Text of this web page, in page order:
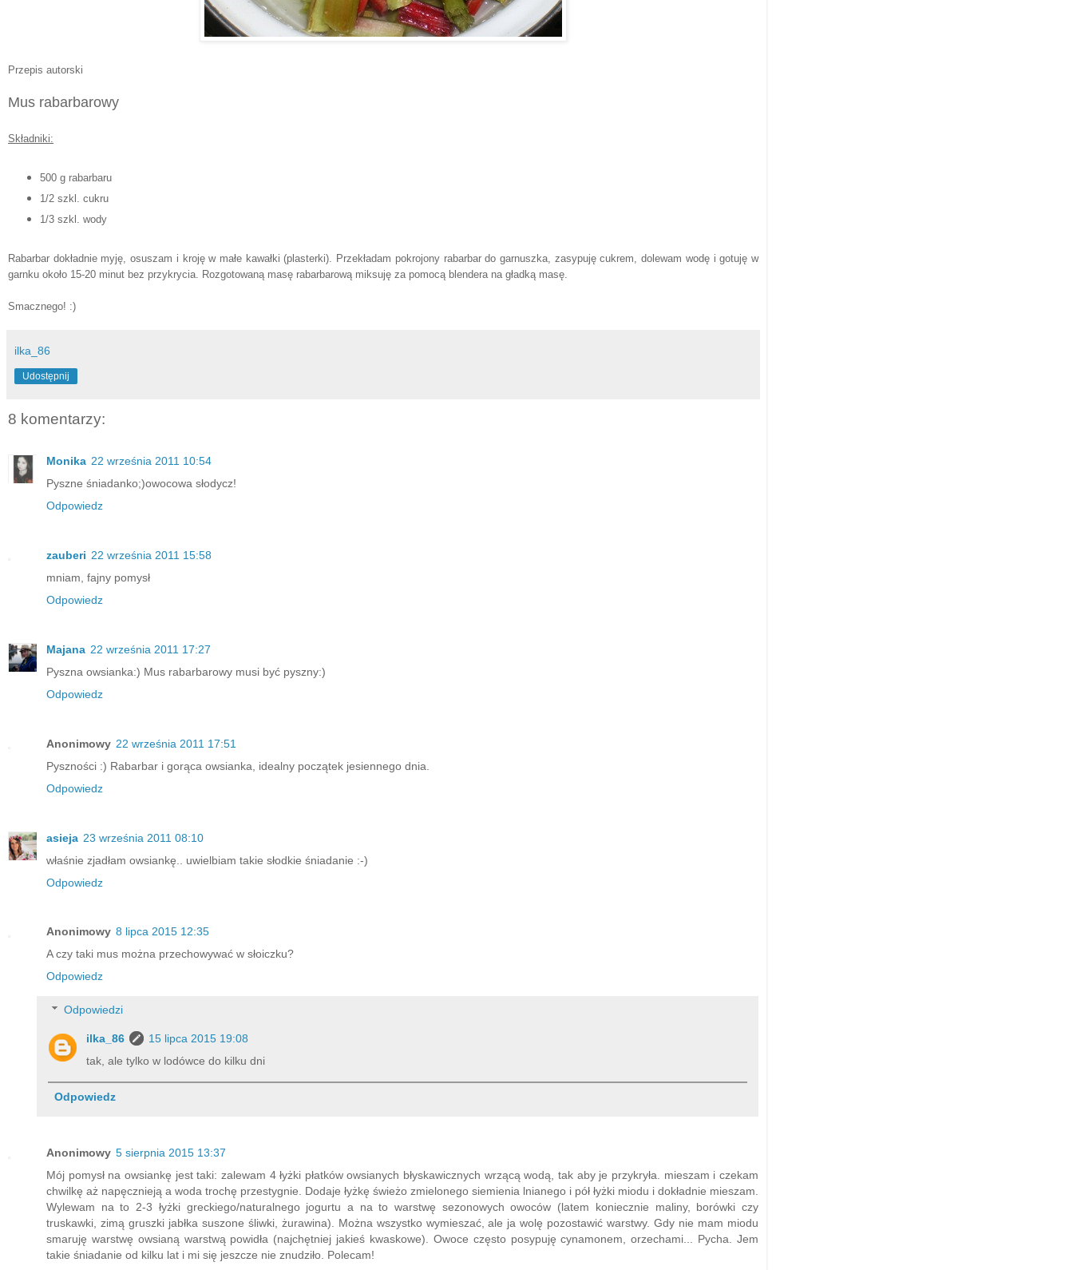
Przepis autorski
Mus rabarbarowy
Składniki:
500 g rabarbaru
1/2 szkl. cukru
1/3 szkl. wody
Rabarbar dokładnie myję, osuszam i kroję w małe kawałki (plasterki). Przekładam pokrojony rabarbar do garnuszka, zasypuję cukrem, dolewam wodę i gotuję w
garnku około 15-20 minut bez przykrycia. Rozgotowaną masę rabarbarową miksuję za pomocą blendera na gładką masę.
Smacznego! :)
ilka_86
Udostępnij
8 komentarzy:
Monika 22 września 2011 10:54
Pyszne śniadanko;)owocowa słodycz!
Odpowiedz
zauberi 22 września 2011 15:58
mniam, fajny pomysł
Odpowiedz
Majana 22 września 2011 17:27
Pyszna owsianka:) Mus rabarbarowy musi być pyszny:)
Odpowiedz
Anonimowy 22 września 2011 17:51
Pyszności :) Rabarbar i gorąca owsianka, idealny początek jesiennego dnia.
Odpowiedz
asieja 23 września 2011 08:10
właśnie zjadłam owsiankę.. uwielbiam takie słodkie śniadanie :-)
Odpowiedz
Anonimowy 8 lipca 2015 12:35
A czy taki mus można przechowywać w słoiczku?
Odpowiedz
Odpowiedzi
ilka_86
15 lipca 2015 19:08
tak, ale tylko w lodówce do kilku dni
Odpowiedz
Anonimowy 5 sierpnia 2015 13:37
Mój pomysł na owsiankę jest taki: zalewam 4 łyżki płatków owsianych błyskawicznych wrzącą wodą, tak aby je przykryła. mieszam i czekam
chwilkę aż napęcznieją a woda trochę przestygnie. Dodaje łyżkę świeżo zmielonego siemienia lnianego i pół łyżki miodu i dokładnie mieszam.
Wylewam na to 2-3 łyżki greckiego/naturalnego jogurtu a na to warstwę sezonowych owoców (latem koniecznie maliny, borówki czy
truskawki, zimą gruszki jabłka suszone śliwki, żurawina). Można wszystko wymieszać, ale ja wolę pozostawić warstwy. Gdy nie mam miodu
smaruję warstwę owsianą warstwą powidła (najchętniej jakieś kwaskowe). Owoce często posypuję cynamonem, orzechami... Pycha. Jem
takie śniadanie od kilku lat i mi się jeszcze nie znudziło. Polecam!